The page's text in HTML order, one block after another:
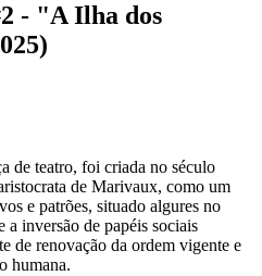
- "A Ilha dos
de teatro, foi criada no século
de Marivaux, como um
e patrões, situado algures no
inversão de papéis sociais
de renovação da ordem vigente e
humana.